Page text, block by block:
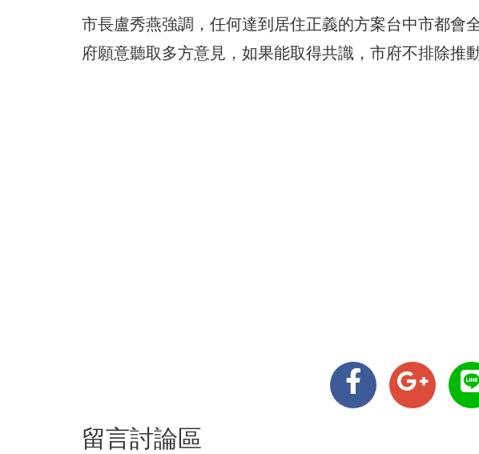
市長盧秀燕強調，任何達到居住正義的方案台中市都會
府願意聽取多方意見，如果能取得共識，市府不排除推動
留言討論區